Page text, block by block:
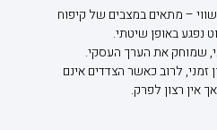
– מתאים במצבים של קיפוח
נפגע באופן שיטתי.
שמוחק את הערך העסקי.
זמני, לרוב כאשר הצדדים אינם
אין רצון לפרק.